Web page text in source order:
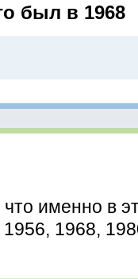
был в 1968
именно в
1968,